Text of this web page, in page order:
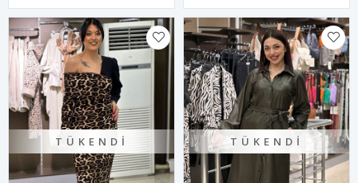
TÜKENDI TÜKENDI